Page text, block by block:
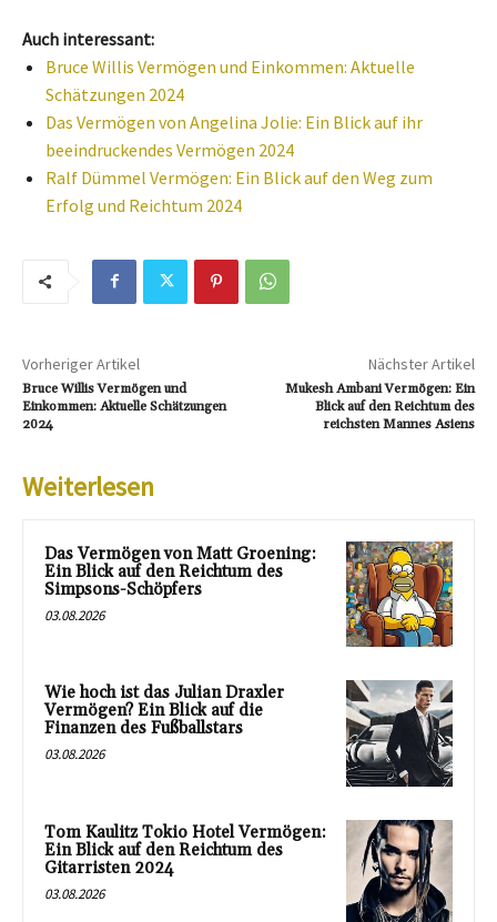
Auch interessant:
Bruce Willis Vermögen und Einkommen: Aktuelle
Schätzungen 2024
Das Vermögen von Angelina Jolie: Ein Blick auf ihr
beeindruckendes Vermögen 2024
Ralf Dümmel Vermögen: Ein Blick auf den Weg zum
Erfolg und Reichtum 2024
Vorheriger Artikel
Bruce Willis Vermögen und
Einkommen: Aktuelle Schätzungen
2024
Nächster Artikel
Mukesh Ambani Vermögen: Ein
Blick auf den Reichtum des
reichsten Mannes Asiens
Weiterlesen
Das Vermögen von Matt Groening:
Ein Blick auf den Reichtum des
Simpsons-Schöpfers
03.08.2026
Wie hoch ist das Julian Draxler
Vermögen? Ein Blick auf die
Finanzen des Fußballstars
03.08.2026
Tom Kaulitz Tokio Hotel Vermögen:
Ein Blick auf den Reichtum des
Gitarristen 2024
03.08.2026